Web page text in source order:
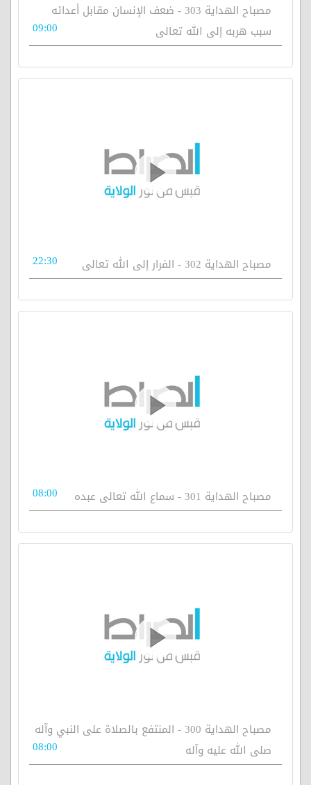
مصباح الهداية 303 - ضعف الإنسان مقابل أعدائه
سبب هربه إلى الله تعالى
09:00
مصباح الهداية 302 - الفرار إلى الله تعالى 22:30
مصباح الهداية 301 - سماع الله تعالى عبده 08:00
مصباح الهداية 300 - المنتفع بالصلاة على النبي وآله
صلى الله عليه وآله
08:00